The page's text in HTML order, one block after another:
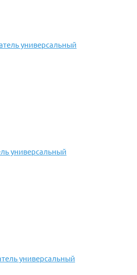
универсальный
универсальный
универсальный